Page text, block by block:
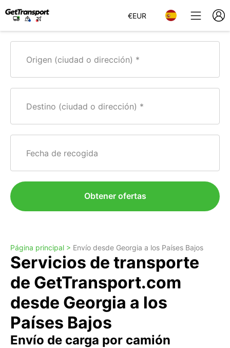
€EUR
Origen (ciudad o dirección)
Destino (ciudad o dirección)
Fecha de recogida
Obtener ofertas
Página principal > Envío desde Georgia a los Países Bajos
Servicios de transporte
de GetTransport.com
desde Georgia a los
Países Bajos
Envío de carga por camión